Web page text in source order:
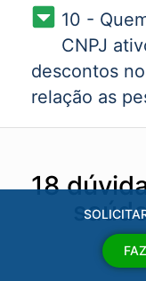
10 -
CNPJ
descontos
relação as
18